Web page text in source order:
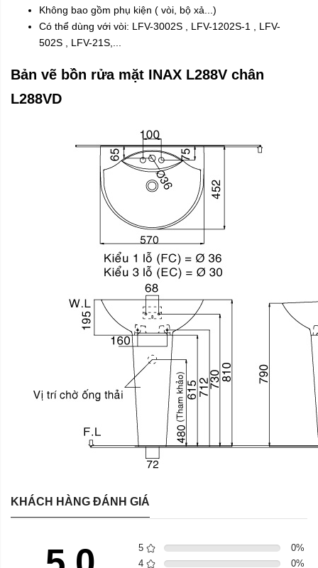
Không bao gồm phụ kiện ( vòi, bộ xả...)
Có thể dùng với vòi: LFV-3002S LFV-1202S-1
LFV-
502S
LFV-21S
Bản vẽ bồn rửa mặt INAX L288V chân
L288VD
KHÁCH HÀNG ĐÁNH GIÁ
5 0%
4
0%